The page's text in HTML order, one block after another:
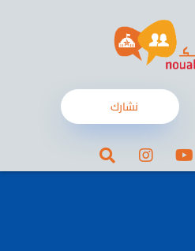
نشارك